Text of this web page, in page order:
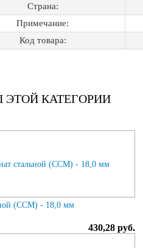
Страна:
Примечание:
Код товара:
ЭТОЙ КАТЕГОРИИ
(ССМ) - 18,0 мм
430,28 руб.